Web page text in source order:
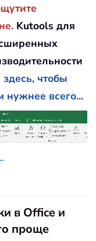
Kutools для
чтобы
нужнее всего...
в Office и
проще